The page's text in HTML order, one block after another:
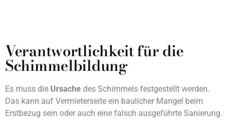
Verantwortlichkeit für die
Schimmelbildung
Es muss die Ursache des Schimmels festgestellt werden.
Das kann auf Vermieterseite ein baulicher Mangel beim
Erstbezug sein oder auch eine falsch ausgeführte Sanierung.